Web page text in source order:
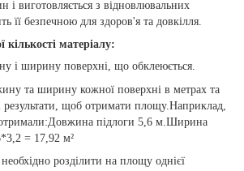
і виготовляється з відновлювальних
її безпечною для здоров'я та довкілля.
кількості матеріалу:
і ширину поверхні, що обклеюється.
та ширину кожної поверхні в метрах та
результати, щоб отримати площу.Наприклад,
отримали:Довжина підлоги 5,6 м.Ширина
= 17,92 м²
розділити на площу однієї